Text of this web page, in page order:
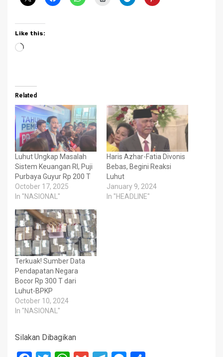
Like this:
Loading…
Related
Luhut Ungkap Masalah
Sistem Keuangan RI, Puji
Purbaya Guyur Rp 200 T
October 17, 2025
In "NASIONAL"
Haris Azhar-Fatia Divonis
Bebas, Begini Reaksi
Luhut
January 9, 2024
In "HEADLINE"
Terkuak! Sumber Data
Pendapatan Negara
Bocor Rp 300 T dari
Luhut-BPKP
October 10, 2024
In "NASIONAL"
Silakan Dibagikan